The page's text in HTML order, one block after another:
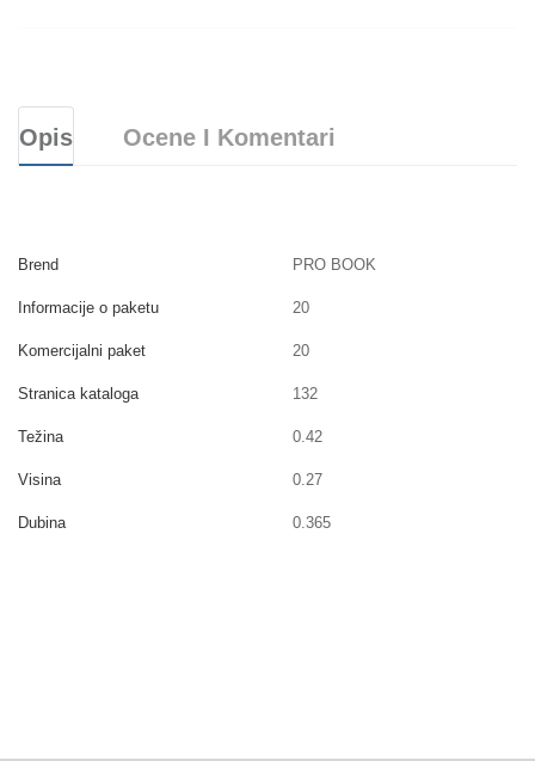
Opis Ocene I Komentari
Brend PRO BOOK
Informacije o paketu 20
Komercijalni paket 20
Stranica kataloga 132
Težina 0.42
Visina 0.27
Dubina 0.365